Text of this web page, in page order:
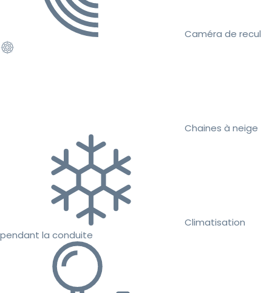
Caméra de recul
Chaines à neige
Climatisation
pendant la conduite